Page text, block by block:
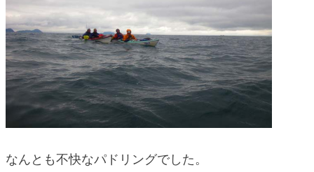
なんとも不快なパドリングでした。